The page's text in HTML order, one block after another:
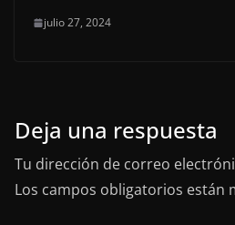
julio 27, 2024
Deja una respuesta
Tu dirección de correo
Los campos obligatorios están